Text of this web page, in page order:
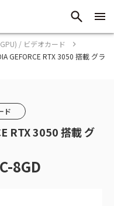
/ ビデオカード
GEFORCE RTX 3050 搭載 グラ
ド
RTX 3050 搭載 グ
8GD